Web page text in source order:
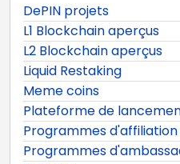
DePIN projets
L1 Blockchain aperçus
L2 Blockchain aperçus
Liquid Restaking
Meme coins
Plateforme de
Programmes
Programmes